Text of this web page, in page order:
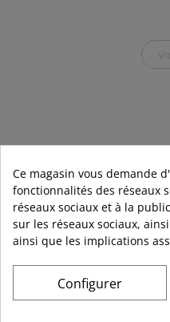
Dirty Grey
Ice Blue
Misty Grey
Oslo Ochre
Ce magasin vous demande
fonctionnalités des réseaux
réseaux sociaux et à la
sur les réseaux sociaux,
ainsi que les implications
Configurer